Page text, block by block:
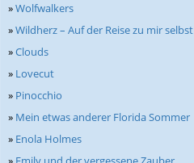
»Wolfwalkers
»Wildherz – Auf der Reise zu mir selbst
»Clouds
» Lovecut
» Pinocchio
» Mein etwas anderer Florida Sommer
» Enola Holmes